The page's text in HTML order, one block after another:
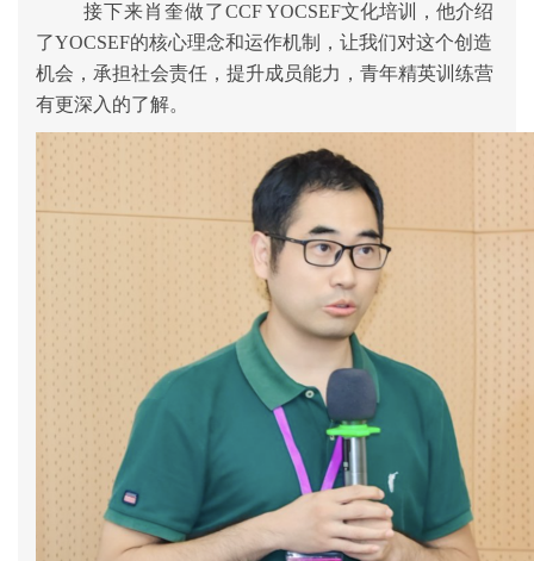
接下来肖奎做了CCF YOCSEF文化培训，他介绍
了YOCSEF的核心理念和运作机制， 让我们对这个创造
机会，承担社会责任，提升成员能力，青年精英训练营
有更深入的了解。